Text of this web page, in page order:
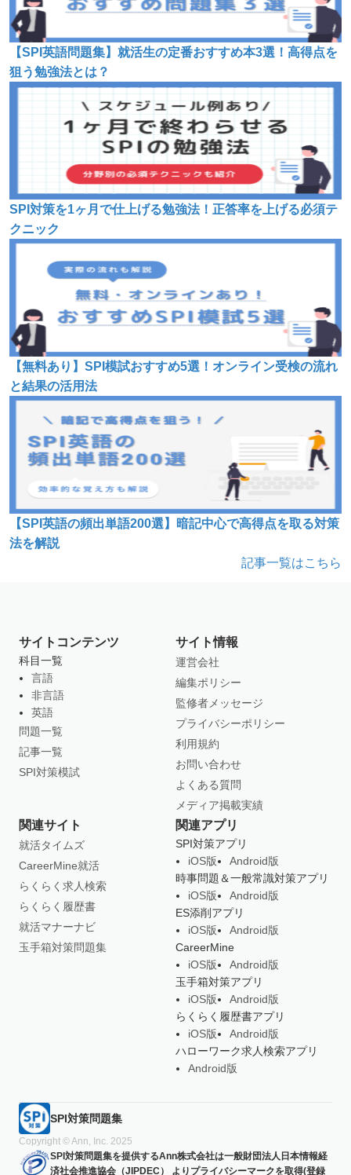
【SPI英語問題集】就活生の定番おすすめ本3選！高得点を
狙う勉強法とは？
SPI対策を1ヶ月で仕上げる勉強法！正答率を上げる必須テ
クニック
【無料あり】SPI模試おすすめ5選！オンライン受検の流れ
と結果の活用法
【SPI英語の頻出単語200選】暗記中心で高得点を取る対策
法を解説
記事一覧はこちら
サイトコンテンツ
科目一覧
言語
非言語
英語
問題一覧
記事一覧
SPI対策模試
サイト情報
運営会社
編集ポリシー
監修者メッセージ
プライバシーポリシー
利用規約
お問い合わせ
よくある質問
メディア掲載実績
関連サイト
就活タイムズ
CareerMine就活
らくらく求人検索
らくらく履歴書
就活マナーナビ
玉手箱対策問題集
関連アプリ
SPI対策アプリ
iOS版
Android版
時事問題＆一般常識対策アプリ
iOS版
Android版
ES添削アプリ
iOS版
Android版
CareerMine
iOS版
Android版
玉手箱対策アプリ
iOS版
Android版
らくらく履歴書アプリ
iOS版
Android版
ハローワーク求人検索アプリ
Android版
SPI対策問題集
Copyright © Ann, Inc. 2025
SPI対策問題集を提供するAnn株式会社は一般財団法人日本情報経
済社会推進協会（JIPDEC） よりプライバシーマークを取得(登録